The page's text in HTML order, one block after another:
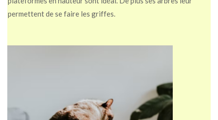
permettent de se faire les griffes.